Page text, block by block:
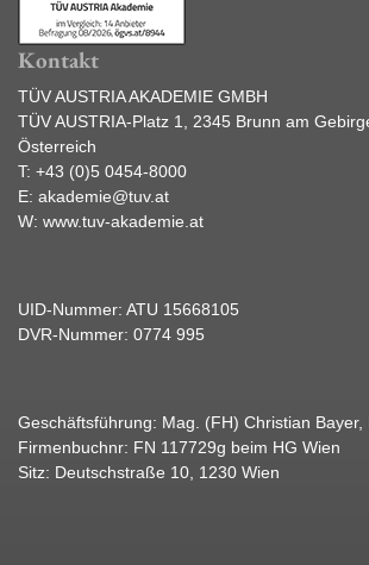
Kontakt
TÜV AUSTRIA AKADEMIE GMBH
TÜV AUSTRIA-Platz 1, 2345 Brunn am
Österreich
T: +43 (0)5 0454-8000
E: akademie@tuv.at
W: www.tuv-akademie.at
UID-Nummer: ATU 15668105
DVR-Nummer: 0774 995
Geschäftsführung: Mag. (FH) Christian Bayer,
Firmenbuchnr: FN 117729g beim HG Wien
Sitz: Deutschstraße 10, 1230 Wien